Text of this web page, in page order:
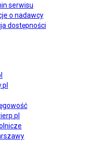
serwisu
o nadawcy
dostępności